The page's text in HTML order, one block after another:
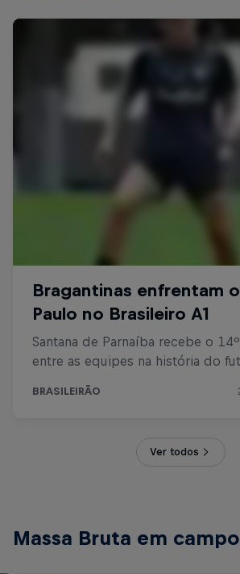
Ver todos
Massa Bruta em campo